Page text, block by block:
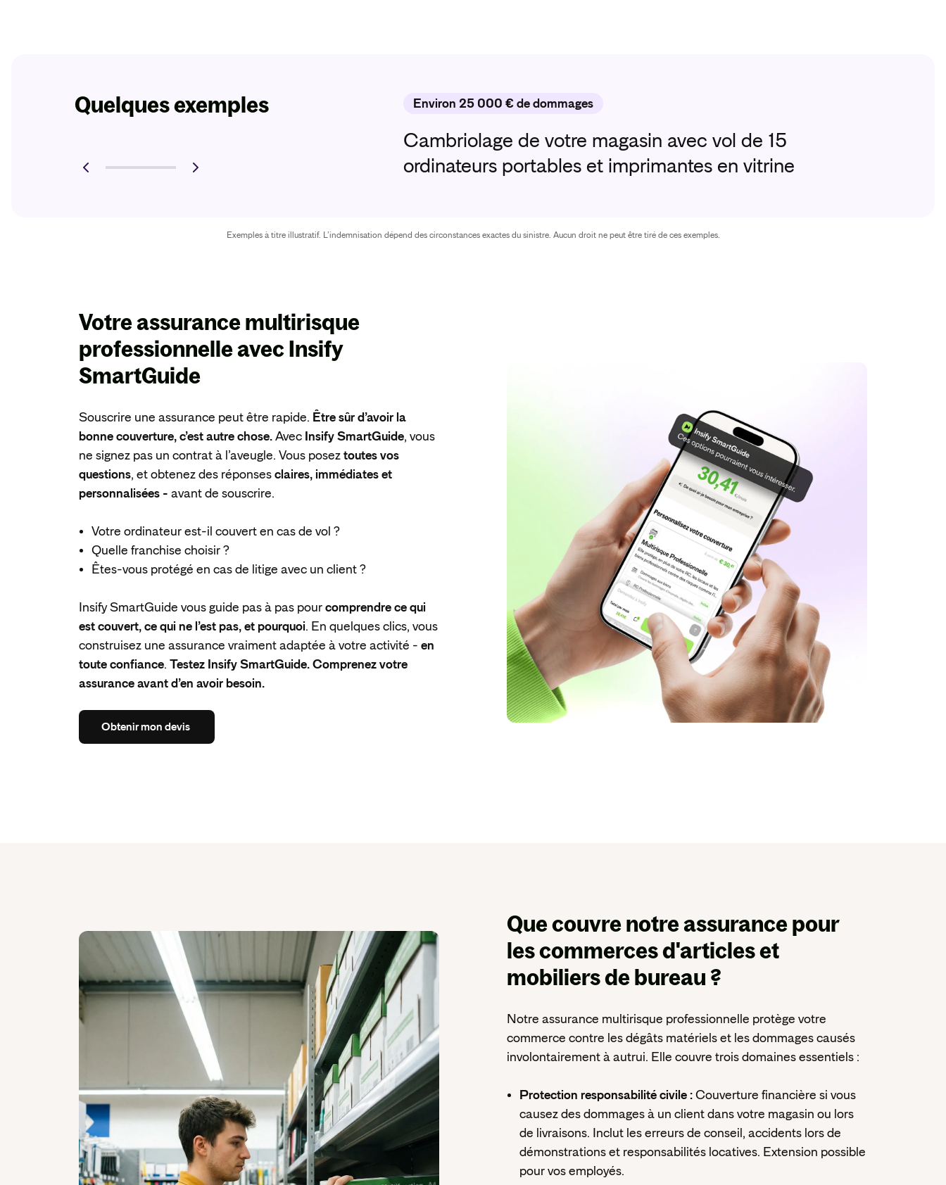
Quelques exemples Environ 25 000 € de dommages
Cambriolage de votre magasin avec vol de 15
ordinateurs portables et imprimantes en vitrine
Exemples à titre illustratif. L’indemnisation dépend des circonstances exactes du sinistre. Aucun droit ne peut être tiré de ces exemples.
Votre assurance multirisque
professionnelle avecInsify
SmartGuide
Souscrire une assurance peut être rapide. Être sûr d’avoir la
bonne couverture, c’est autre chose. Avec Insify SmartGuide, vous
ne signez pas un contrat à l’aveugle. Vous posez toutes vos
questions, et obtenez des réponses claires, immédiates et
personnalisées - avant de souscrire.
Votre ordinateur est-il couvert en cas de vol ?
Quelle franchise choisir ?
Êtes-vous protégé en cas de litige avec un client ?
Insify SmartGuide vous guide pas à pas pour comprendre ce qui
est couvert, ce qui ne l’est pas, et pourquoi. En quelques clics, vous
construisez une assurance vraiment adaptée à votre activité - en
toute confiance. Testez Insify SmartGuide. Comprenez votre
assurance avant d’en avoir besoin.
Obtenirmon devis
Que couvre notre assurancepour
les commerces d'articles et
mobiliers de bureau ?
Notre assurance multirisque professionnelle protège votre
commerce contre les dégâts matériels et les dommages causés
involontairement à autrui. Elle couvre trois domaines essentiels :
Protection responsabilité civile : Couverture financière si vous
causez des dommages à un client dans votre magasin ou lors
de livraisons. Inclut les erreurs de conseil, accidents lors de
démonstrations et responsabilités locatives. Extension possible
pour vos employés.